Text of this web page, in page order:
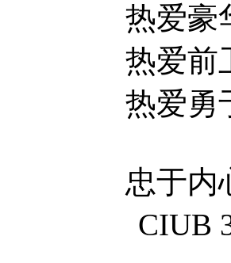
热爱豪
热爱前
热爱勇
忠于内
CIUB